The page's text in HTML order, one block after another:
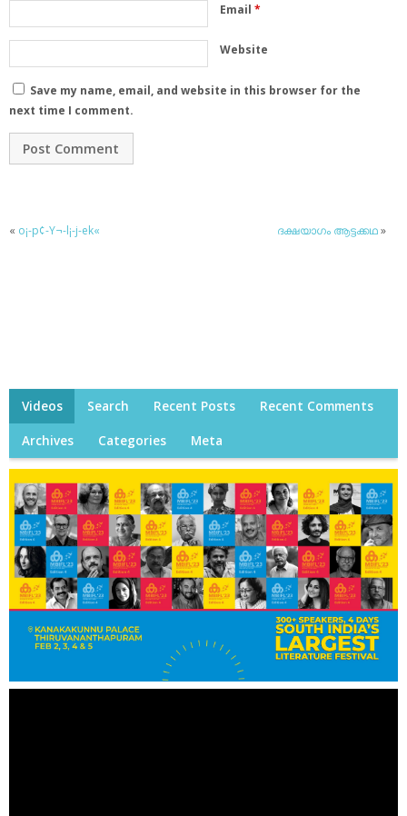
Email *
Website
Save my name, email, and website in this browser for the
next time I comment.
« o¡-p¢-Y¬-l¡-j-ek« ദക്ഷയാഗം ആട്ടക്കഥ»
Videos Search Recent Posts Recent Comments
Archives Categories Meta